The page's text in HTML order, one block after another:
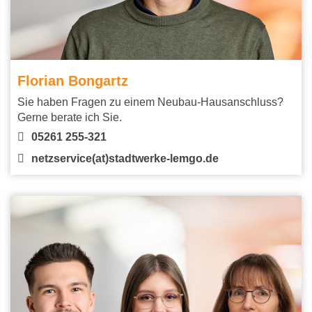
Florian Bongartz
Sie haben Fragen zu einem Neubau-Hausanschluss?
Gerne berate ich Sie.
05261 255-321
netzservice(at)stadtwerke-lemgo.de